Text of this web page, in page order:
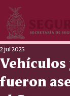
fueron
2 jul 2025